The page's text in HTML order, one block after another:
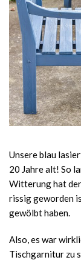
Unsere blau
20 Jahre alt! So
Witterung hat
rissig geworden
gewölbt haben.
Also, es war
Tischgarnitur zu